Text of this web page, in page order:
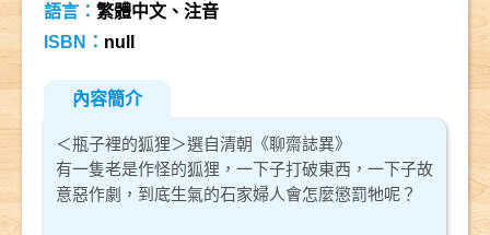
語言：繁體中文、注音
ISBN： null
內容簡介
＜瓶子裡的狐狸＞選自清朝《聊齋誌異》
有一隻老是作怪的狐狸，一下子打破東西，一下子故
意惡作劇，到底生氣的石家婦人會怎麼懲罰牠呢？